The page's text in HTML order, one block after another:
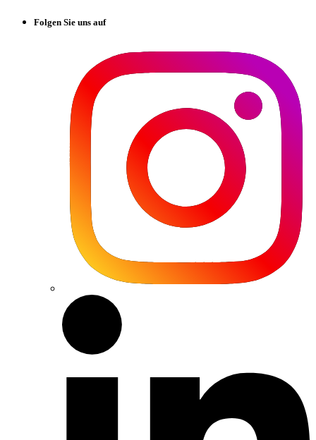
Folgen Sie uns auf